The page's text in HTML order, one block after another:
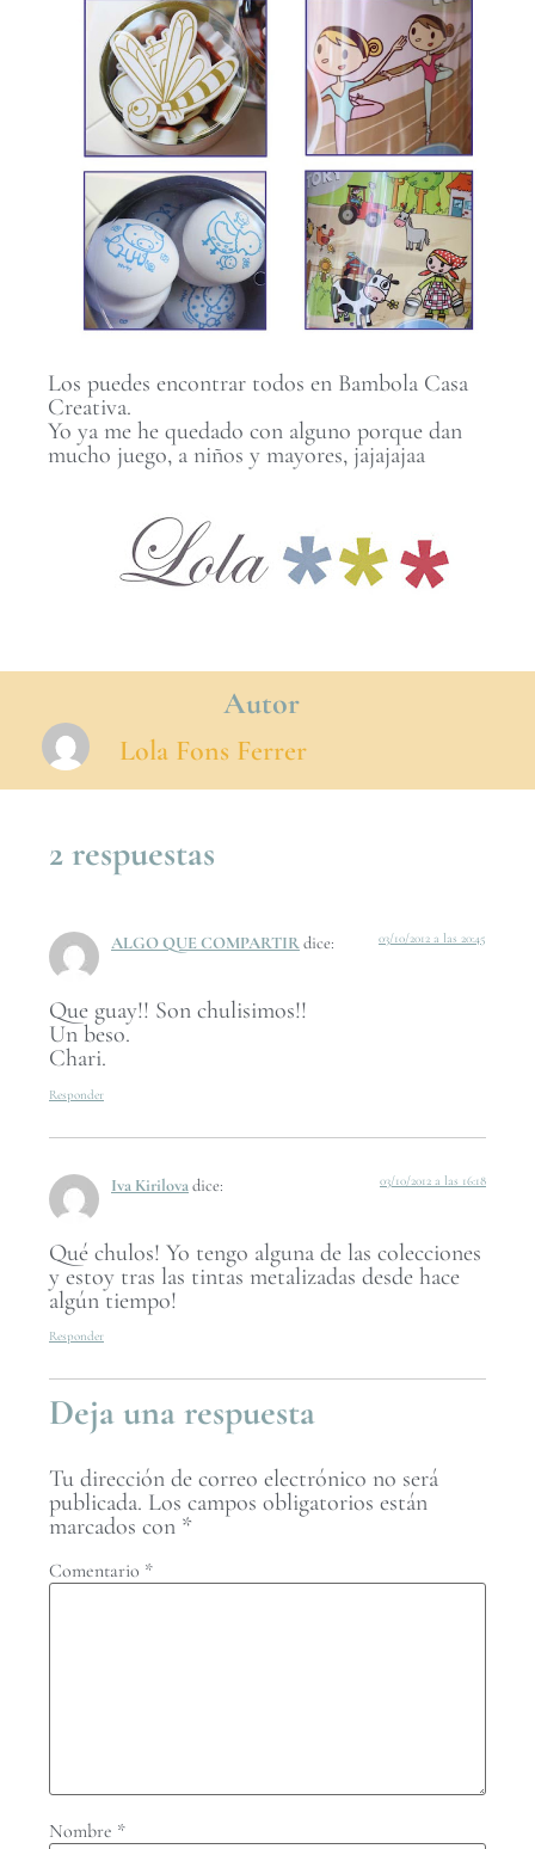
Los puedes encontrar todos en Bambola Casa
Creativa.
Yo ya me he quedado con alguno porque dan
mucho juego, a niños y mayores, jajajajaa
Autor
Lola Fons Ferrer
2 respuestas
ALGO QUE COMPARTIRdice: 03/10/2012 a las 20:45
Que guay!! Son chulisimos!!
Un beso.
Chari.
Responder
Iva Kirilovadice: 03/10/2012 a las 16:18
Qué chulos! Yo tengo alguna de las colecciones
y estoy tras las tintas metalizadas desde hace
algún tiempo!
Responder
Deja una respuesta
Tu dirección de correo electrónico no será
publicada. Los campos obligatorios están
marcados con *
Comentario *
Nombre *